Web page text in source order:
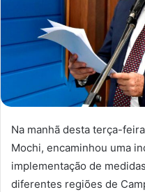
Na manhã desta terça-
Mochi, encaminhou uma
implementação de
diferentes regiões de